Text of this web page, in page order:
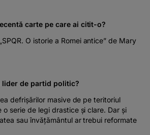
carte pe care ai citit-o?
O istorie a Romei antice” de Mary
lider de partid politic?
defrișărilor masive de pe teritoriul
o serie de legi drastice și clare. Dar și
sau învățământul ar trebui reformate